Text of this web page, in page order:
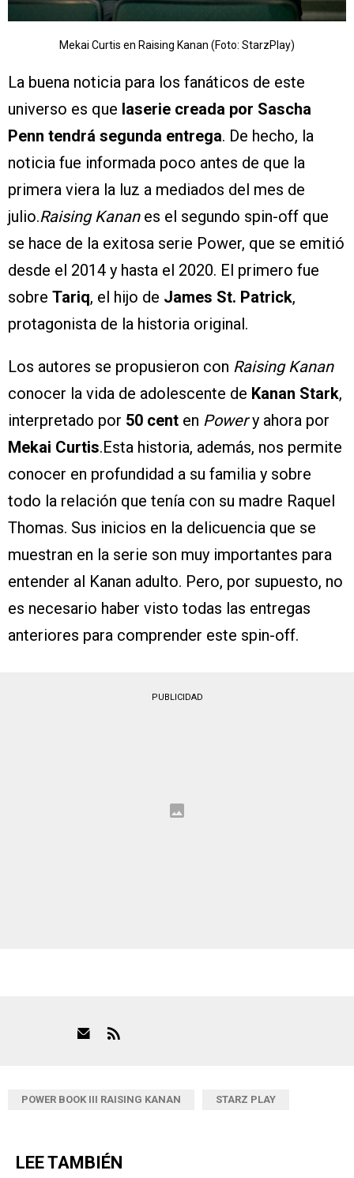
Mekai Curtis en Raising Kanan (Foto: StarzPlay)
La buena noticia para los fanáticos de este
universo es que laserie creada por Sascha
Penn tendrá segunda entrega. De hecho, la
noticia fue informada poco antes de que la
primera viera la luz a mediados del mes de
julio.Raising Kanan es el segundo spin-off que
se hace de la exitosa serie Power, que se emitió
desde el 2014 y hasta el 2020. El primero fue
sobre Tariq, el hijo de James St. Patrick,
protagonista de la historia original.
Los autores se propusieron con Raising Kanan
conocer la vida de adolescente de Kanan Stark,
interpretado por 50 cent en Powery ahora por
Mekai Curtis.Esta historia, además, nos permite
conocer en profundidad a su familia y sobre
todo la relación que tenía con su madre Raquel
Thomas. Sus inicios en la delicuencia que se
muestran en la serie son muy importantes para
entender al Kanan adulto. Pero, por supuesto, no
es necesario haber visto todas las entregas
anteriores para comprender este spin-off.
PUBLICIDAD
POWER BOOK III RAISING KANAN STARZ PLAY
LEE TAMBIÉN